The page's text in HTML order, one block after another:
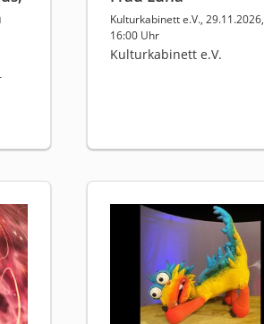
Kulturkabinett e.V., 29.11.2026,
16:00 Uhr
Kulturkabinett e.V.